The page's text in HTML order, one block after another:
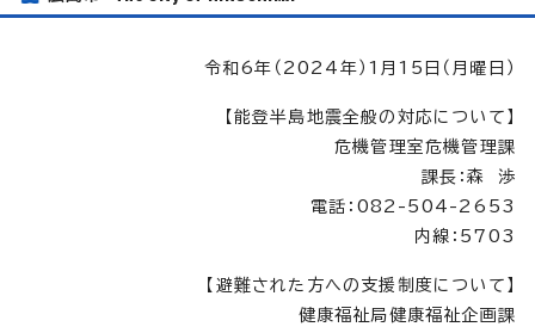
令和6年（2024年）1月15日（月曜日）
【能登半島地震全般の対応について】
危機管理室危機管理課
課長：森 渉
電話：082-504-2653
内線：5703
【避難された方への支援制度について】
健康福祉局健康福祉企画課